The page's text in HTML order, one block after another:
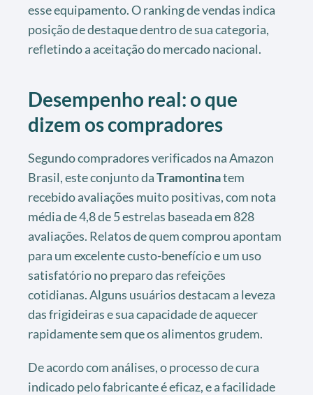
esse equipamento. O ranking de vendas indica
posição de destaque dentro de sua categoria,
refletindo a aceitação do mercado nacional.
Desempenho real: o que
dizem os compradores
Segundo compradores verificados na Amazon
Brasil, este conjunto daTramontinatem
recebido avaliações muito positivas, com nota
média de 4,8 de 5 estrelas baseada em 828
avaliações. Relatos de quem comprou apontam
para um excelente custo-benefício e um uso
satisfatório no preparo das refeições
cotidianas. Alguns usuários destacam a leveza
das frigideiras e sua capacidade de aquecer
rapidamente sem que os alimentos grudem.
De acordo com análises, o processo de cura
indicado pelo fabricante é eficaz, e a facilidade